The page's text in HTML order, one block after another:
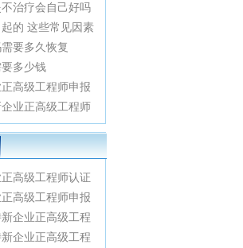
治疗会自己好吗
的 这些常见因素
要多久恢复
多少钱
高级工程师申报
与业绩材料优化
业正高级工程师
一对一精准辅
审
高级工程师认证
道已开启，申报
析
高级工程师申报
红利与通关全流
企业正高级工程
从资格审核到答
企业正高级工程